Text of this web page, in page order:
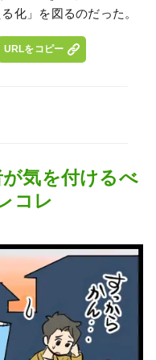
化」を図るのだった。
URLをコピー
が気を付けるべ
コレ